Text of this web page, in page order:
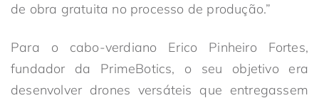
de obra gratuita no processo de produção.”
Para o cabo-verdiano Erico Pinheiro Fortes,
fundador da PrimeBotics, o seu objetivo era
desenvolver drones versáteis que entregassem